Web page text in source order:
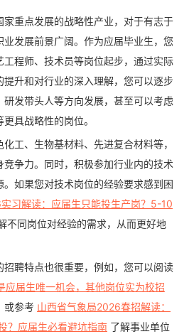
重点发展的战略性产业，对于有志于
发展前景广阔。作为应届毕业生，您
程师、技术员等岗位起步，通过实际
升和对行业的深入理解，您可以逐步
发带头人等方向发展，甚至可以考虑
具战略性的岗位。
工、生物基材料、先进复合材料等，
争力。同时，积极参加行业内的技术
如果您对技术岗位的经验要求感到困
习解读：应届生只能投生产岗？5-10
不同岗位对经验的需求，从而更好地
聘特点也很重要，例如，您可以阅读
应届生唯一机会，其他岗位实为校招
或参考 山西省气象局2026春招解读：
？应届生必看避坑指南 了解事业单位